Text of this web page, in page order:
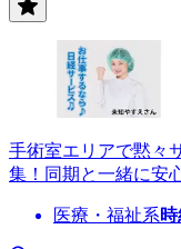
手術室エリアで黙々
集！同期と一緒に安
医療・福祉系